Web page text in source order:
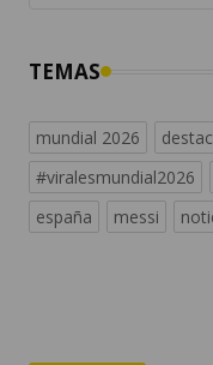
TEMAS
mundial 2026
#viralesmundial2026
españa
messi